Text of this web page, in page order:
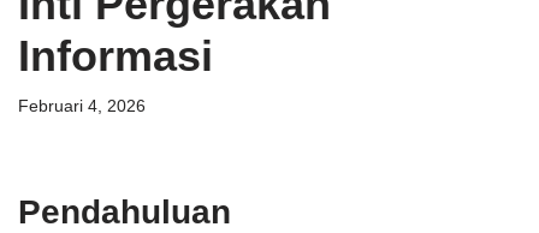
Informasi
Februari 4, 2026
Pendahuluan